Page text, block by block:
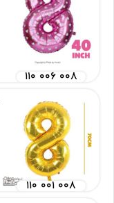
۱۱۰ ۰۰۶ ۰۰۸
۱۱۰ ۰۰۱ ۰۰۸